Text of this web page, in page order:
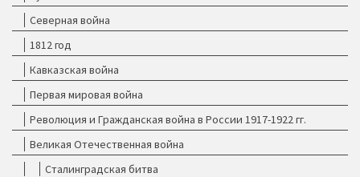
Северная война
1812 год
Кавказская война
Первая мировая война
Революция и Гражданская война в России 1917-1922 гг.
Великая Отечественная война
Сталинградская битва